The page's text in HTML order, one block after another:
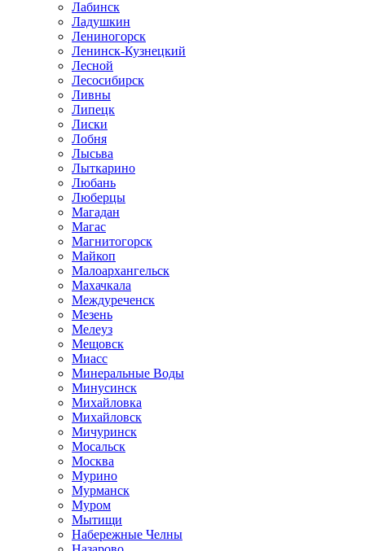
Лабинск
Ладушкин
Лениногорск
Ленинск-Кузнецкий
Лесной
Лесосибирск
Ливны
Липецк
Лиски
Лобня
Лысьва
Лыткарино
Любань
Люберцы
Магадан
Магас
Магнитогорск
Майкоп
Малоархангельск
Махачкала
Междуреченск
Мезень
Мелеуз
Мещовск
Миасс
Минеральные Воды
Минусинск
Михайловка
Михайловск
Мичуринск
Мосальск
Москва
Мурино
Мурманск
Муром
Мытищи
Набережные Челны